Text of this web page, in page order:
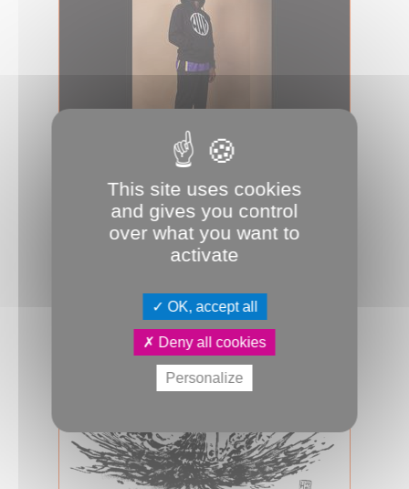
02.04.2025
Carter rappe à la Lune
La Lune des pirates accueille Cité
Carter, le lieu dédié aux musiques
actuelles logé sous le Safran, po...
Culture & Patrimoine Concert
Lune des pirates
Musiques actuelles
This site uses cookies
and gives you control
over what you want to
activate
OK, accept all
Deny all cookies
Personalize